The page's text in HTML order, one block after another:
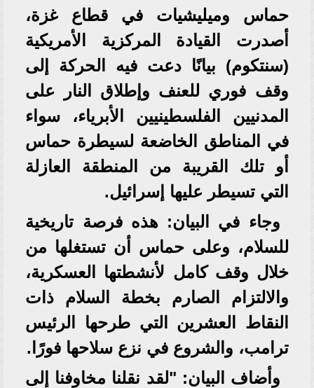
حماس وميليشيات في قطاع غزة،
أصدرت القيادة المركزية الأمريكية
(سنتكوم) بيانًا دعت فيه الحركة إلى
وقف فوري للعنف وإطلاق النار على
المدنيين الفلسطينيين الأبرياء، سواء
في المناطق الخاضعة لسيطرة حماس
أو تلك القريبة من المنطقة العازلة
التي تسيطر عليها إسرائيل.
وجاء في البيان: هذه فرصة تاريخية
للسلام، وعلى حماس أن تستغلها من
خلال وقف كامل لأنشطتها العسكرية،
والالتزام الصارم بخطة السلام ذات
النقاط العشرين التي طرحها الرئيس
ترامب، والشروع في نزع سلاحها فورًا.
وأضاف البيان: "لقد نقلنا مخاوفنا إلى